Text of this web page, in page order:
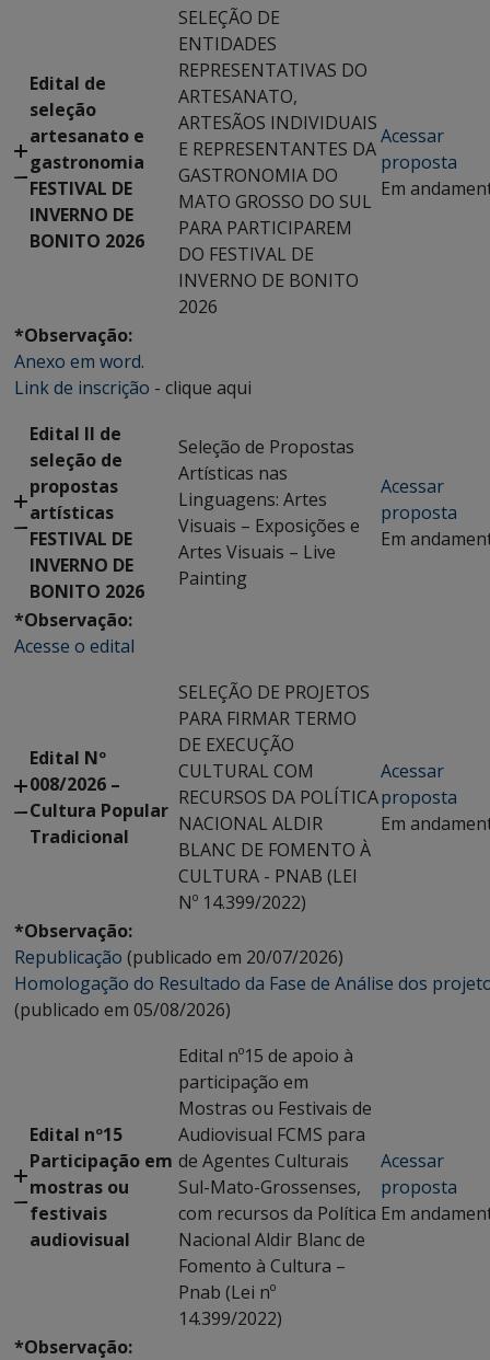
Edital de
seleção
artesanato e
gastronomia
FESTIVAL DE
INVERNO DE
BONITO 2026
SELEÇÃO DE
ENTIDADES
REPRESENTATIVAS DO
ARTESANATO,
ARTESÃOS INDIVIDUAIS
E REPRESENTANTES DA
GASTRONOMIA DO
MATO GROSSO DO SUL
PARA PARTICIPAREM
DO FESTIVAL DE
INVERNO DE BONITO
2026
Acessar
proposta
Em
*Observação:
Anexo em word.
Link de inscrição - clique aqui
Edital II de
seleção de
propostas
artísticas
FESTIVAL DE
INVERNO DE
BONITO 2026
Seleção de Propostas
Artísticas nas
Linguagens: Artes
Visuais – Exposições e
Artes Visuais – Live
Painting
Acessar
proposta
Em
*Observação:
Acesse o edital
Edital Nº
008/2026 –
Cultura Popular
Tradicional
SELEÇÃO DE PROJETOS
PARA FIRMAR TERMO
DE EXECUÇÃO
CULTURAL COM
RECURSOS DA POLÍTICA
NACIONAL ALDIR
BLANC DE FOMENTO À
CULTURA - PNAB (LEI
Nº 14.399/2022)
Acessar
proposta
Em
*Observação:
Republicação (publicado em 20/07/2026)
Homologação do Resultado da Fase de Análise dos
(publicado em 05/08/2026)
Edital nº15
Participação em
mostras ou
festivais
audiovisual
Edital nº15 de apoio à
participação em
Mostras ou Festivais de
Audiovisual FCMS para
de Agentes Culturais
Sul-Mato-Grossenses,
com recursos da Política
Nacional Aldir Blanc de
Fomento à Cultura –
Pnab (Lei nº
14.399/2022)
Acessar
proposta
Em
*Observação: